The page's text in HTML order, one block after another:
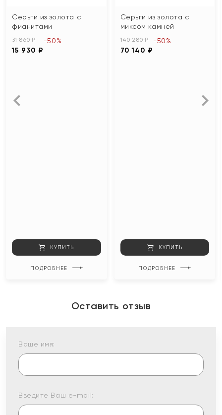
Серьги из золота с
фианитами
31 860 ₽
15 930 ₽
-50%
КУПИТЬ
ПОДРОБНЕЕ
Серьги из золота с
миксом камней
140 280 ₽
70 140 ₽
-50%
КУПИТЬ
ПОДРОБНЕЕ
Оставить отзыв
Ваше имя:
Введите Ваш e-mail: